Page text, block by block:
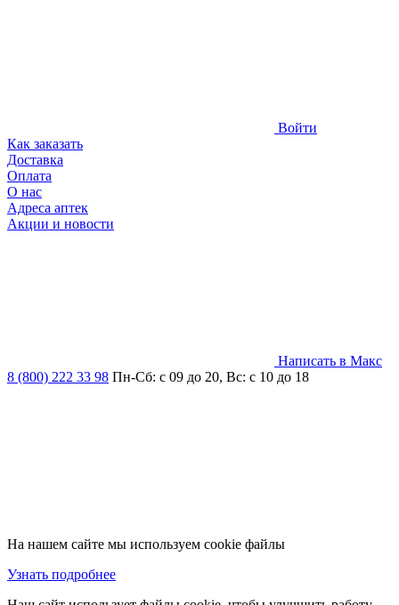
Войти
Как заказать
Доставка
Оплата
О нас
Адреса аптек
Акции и новости
Написать в Макс
8 (800) 222 33 98 Пн-Сб: с 09 до 20, Вс: с 10 до 18
На нашем сайте мы используем cookie файлы
Узнать подробнее